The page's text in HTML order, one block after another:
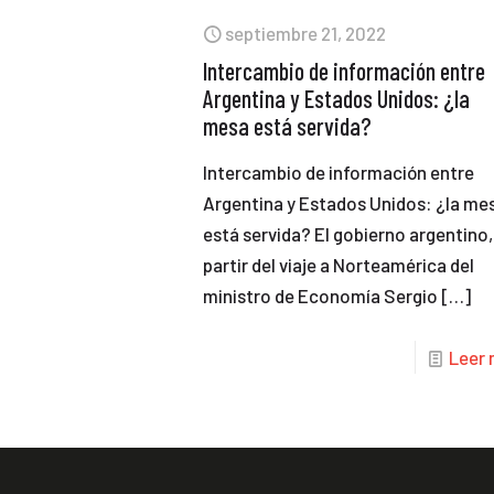
septiembre 21, 2022
Intercambio de información entre
Argentina y Estados Unidos: ¿la
mesa está servida?
Intercambio de información entre
Argentina y Estados Unidos: ¿la
está servida? El gobierno argentino,
partir del viaje a Norteamérica del
ministro de Economía Sergio […]
Leer